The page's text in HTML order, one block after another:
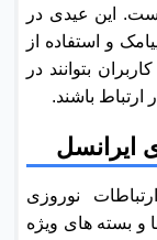
این عیدی در
و استفاده از
بتوانند در
ارتباط باشند.
ایرانسل
نوروزی
و بسته های ویژه